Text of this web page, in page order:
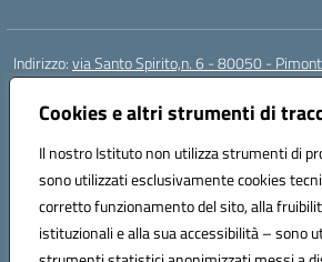
Cookies e altri strumenti di
Il nostro Istituto non utilizza strumenti di
sono utilizzati esclusivamente cookies
corretto funzionamento del sito, alla
istituzionali e alla sua accessibilità – sono
Indirizzo:via Santo Spirito,n. 6 - 80050 -
Centralino:
Posta elettronica certificata (PEC):
Codice fiscale: 82008870634
Codice meccanografico:NAIC86400X
Codice Indice delle Pubbliche Amministrazioni
Codice unico di fatturazione (CUF): UF5NKX